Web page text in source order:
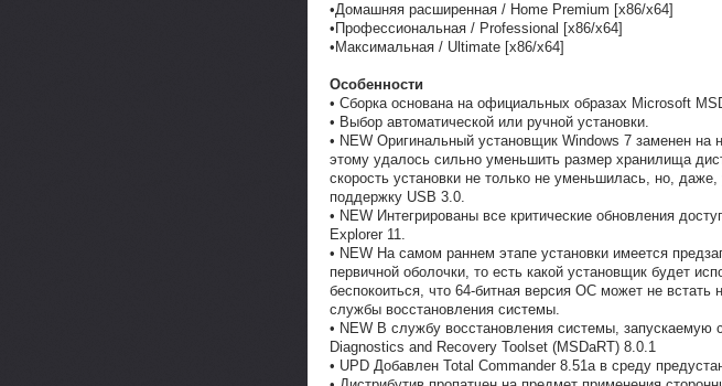
•Домашняя расширенная / Home Premium [x86/x64]
•Профессиональная / Professional [x86/x64]
•Максимальная / Ultimate [x86/x64]
Особенности
• Сборка основана на официальных образах Microsoft
• Выбор автоматической или ручной установки.
• NEW Оригинальный установщик Windows 7 заменен на
этому удалось сильно уменьшить размер хранилища
скорость установки не только не уменьшилась, но,
поддержку USB 3.0.
• NEW Интегрированы все критические обновления
Explorer 11.
• NEW На самом раннем этапе установки имеется
первичной оболочки, то есть какой установщик будет
беспокоиться, что 64-битная версия ОС может не встать
службы восстановления системы.
• NEW В службу восстановления системы, запускаемую
Diagnostics and Recovery Toolset (MSDaRT) 8.0.1
• UPD Добавлен Total Commander 8.51a в среду